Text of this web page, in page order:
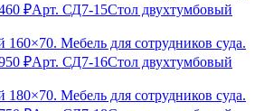
₽Арт. СД7-15Стол двухтумбовый
₽Арт. СД7-16Стол двухтумбовый